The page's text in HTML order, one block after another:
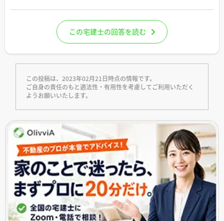
この宅建士の回答を読む
この投稿は、2023年02月21日時点の情報です。
ご自身の責任のもと適法性・有用性を考慮してご利用いただく
ようお願いいたします。